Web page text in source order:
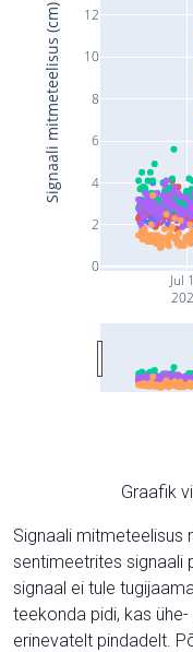
Jul
0
2
4
6
8
10
12
Signaali mitmeteelisus (cm)
Graafik
Signaali mitmeteelisus
sentimeetrites signaali
signaal ei tule
teekonda pidi, kas
erinevatelt pindadelt.